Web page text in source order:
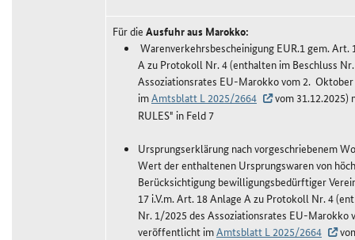
Für die Ausfuhr aus Marokko:
Warenverkehrsbescheinigung EUR.1 gem. Art.
A zu Protokoll Nr. 4 (enthalten im Beschluss
Assoziationsrates EU-Marokko vom 2.
imAmtsblatt L 2025/2664
vom 31.12.2025)
RULES" in Feld 7
Ursprungserklärung nach vorgeschriebenem
Wert der enthaltenen Ursprungswaren von
Berücksichtigung bewilligungsbedürftiger
17 i.V.m. Art. 18 Anlage A zu Protokoll Nr. 4
Nr. 1/2025 des Assoziationsrates EU-Marokko
veröffentlicht imAmtsblatt L 2025/2664